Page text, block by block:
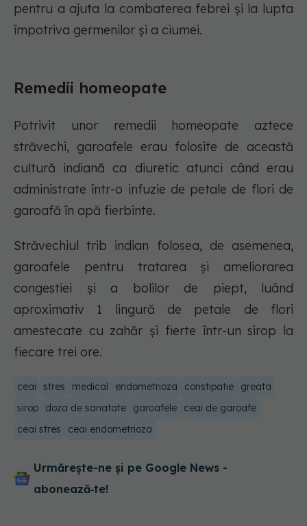
pentru a ajuta la combaterea febrei și la lupta
împotriva germenilor și a ciumei.
Remedii homeopate
Potrivit unor remedii homeopate aztece
străvechi, garoafele erau folosite de această
cultură indiană ca diuretic atunci când erau
administrate într-o infuzie de petale de flori de
garoafă în apă fierbinte.
Străvechiul trib indian folosea, de asemenea,
garoafele pentru tratarea și ameliorarea
congestiei și a bolilor de piept, luând
aproximativ 1 lingură de petale de flori
amestecate cu zahăr și fierte într-un sirop la
fiecare trei ore.
ceai stres medical endometrioza constipatie
greata
sirop
doza de sanatate garoafele
ceai de garoafe
ceai stres
ceai endometrioza
Urmărește-ne și pe Google News -
abonează‑te!